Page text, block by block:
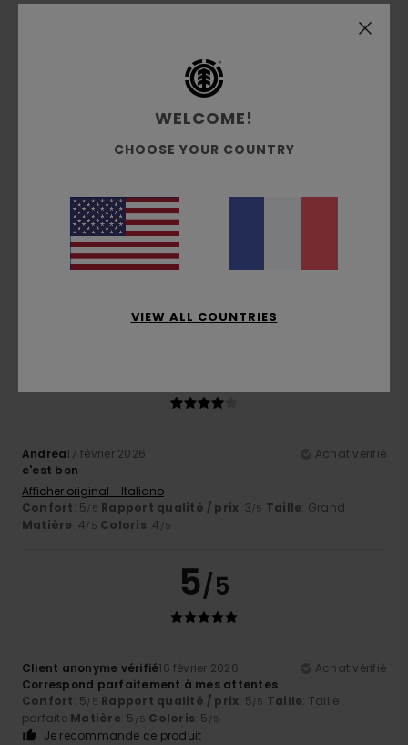
Je recommande ce produit
5/5
3 mars 2026
C'est génial
Afficher original - Deutsch
Je recommande ce produit
Andrea17 février 2026
Achat vérifié
c'est bon
Afficher original - Italiano
Confort: 5/5 Rapport qualité / prix: 3/5 Taille: Grand
Matière: 4/5 Coloris: 4 /5
5/5
Client anonyme vérifié16 février 2026
Achat vérifié
Correspond parfaitement à mes attentes
Confort: 5/5 Rapport qualité / prix: 5/5 Taille: Taille
parfaite Matière: 5 /5 Coloris: 5 /5
Je recommande ce produit
WELCOME!
CHOOSE YOUR COUNTRY
VIEW ALL COUNTRIES